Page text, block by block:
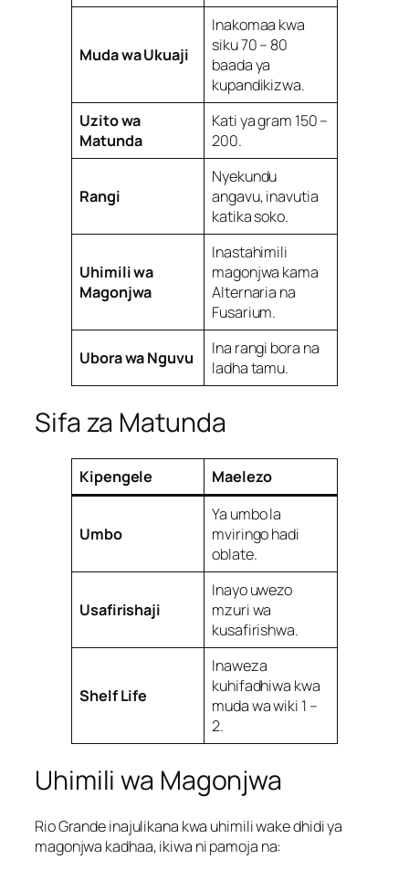
Muda wa Ukuaji
Inakomaa kwa
siku 70 – 80
baada ya
kupandikizwa.
Uzito wa
Matunda
Kati ya gram 150 –
200.
Rangi
Nyekundu
angavu, inavutia
katika soko.
Uhimili wa
Magonjwa
Inastahimili
magonjwa kama
Alternaria na
Fusarium.
Ubora wa Nguvu
Ina rangi bora na
ladha tamu.
Sifa za Matunda
Kipengele Maelezo
Umbo
Ya umbo la
mviringo hadi
oblate.
Usafirishaji
Inayo uwezo
mzuri wa
kusafirishwa.
Shelf Life
Inaweza
kuhifadhiwa kwa
muda wa wiki 1 –
2.
Uhimili wa Magonjwa
Rio Grande inajulikana kwa uhimili wake dhidi ya
magonjwa kadhaa, ikiwa ni pamoja na: